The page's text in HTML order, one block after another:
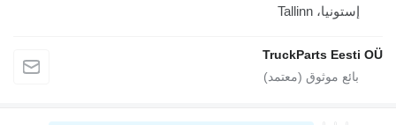
إستونيا، Tallinn
TruckParts Eesti OÜ